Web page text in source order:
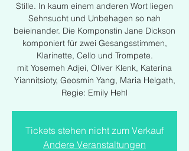
Stille. In kaum einem anderen Wort liegen
Sehnsucht und Unbehagen so nah
beieinander. Die Komponstin Jane Dickson
komponiert für zwei Gesangsstimmen,
Klarinette, Cello und Trompete.
mit Yosemeh Adjei, Oliver Klenk, Katerina
Yiannitsioty, Geosmin Yang, Maria Helgath,
Regie: Emily Hehl
Tickets stehen nicht zum Verkauf
Andere Veranstaltungen